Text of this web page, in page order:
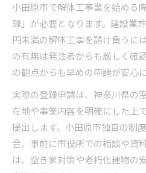
小田原市で解体工事業を始める
録」が必要となります。建設業
円未満の解体工事を請け負うに
の有無は発注者からも厳しく確
の観点からも早めの申請が安心
実際の登録申請は、神奈川県の
在地や事業内容を明確にした上
提出します。小田原市独自の制
合、事前に市役所での相談や資
は、空き家対策や老朽化建物の